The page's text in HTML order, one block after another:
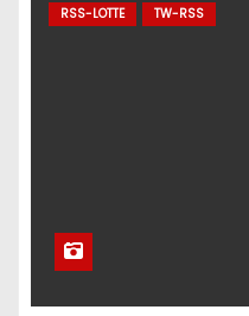
RSS-LOTTE
TW-RSS